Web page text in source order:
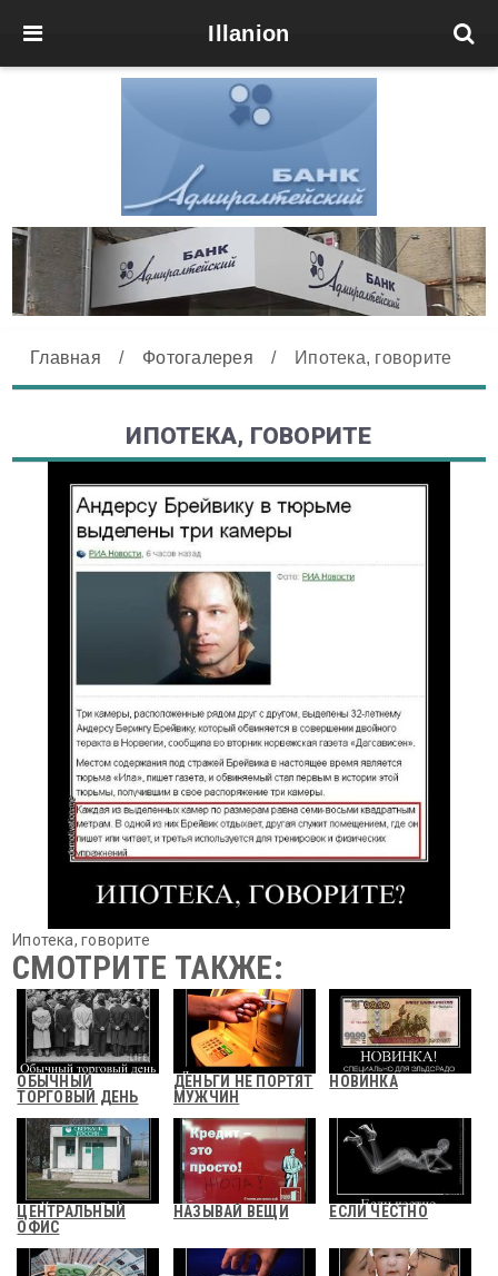
Illanion
Главная / Фотогалерея / Ипотека, говорите
ИПОТЕКА, ГОВОРИТЕ
Ипотека, говорите
СМОТРИТЕ ТАКЖЕ:
ОБЫЧНЫЙ
ТОРГОВЫЙ ДЕНЬ
ДЕНЬГИ НЕ ПОРТЯТ
МУЖЧИН
НОВИНКА
ЦЕНТРАЛЬНЫЙ
ОФИС
НАЗЫВАЙ ВЕЩИ ЕСЛИ ЧЕСТНО